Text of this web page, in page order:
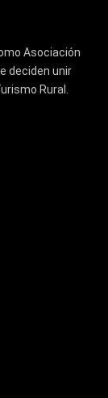
Asociación
deciden unir
Rural.